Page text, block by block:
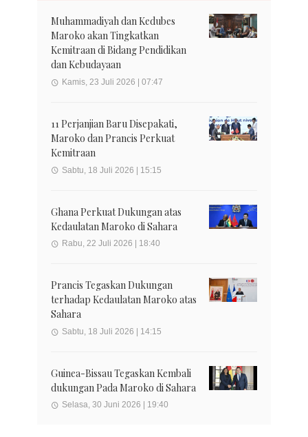
Muhammadiyah dan Kedubes
Maroko akan Tingkatkan
Kemitraan di Bidang Pendidikan
dan Kebudayaan
Kamis, 23 Juli 2026 | 07:47
11 Perjanjian Baru Disepakati,
Maroko dan Prancis Perkuat
Kemitraan
Sabtu, 18 Juli 2026 | 15:15
Ghana Perkuat Dukungan atas
Kedaulatan Maroko di Sahara
Rabu, 22 Juli 2026 | 18:40
Prancis Tegaskan Dukungan
terhadap Kedaulatan Maroko atas
Sahara
Sabtu, 18 Juli 2026 | 14:15
Guinea-Bissau Tegaskan Kembali
dukungan Pada Maroko di Sahara
Selasa, 30 Juni 2026 | 19:40